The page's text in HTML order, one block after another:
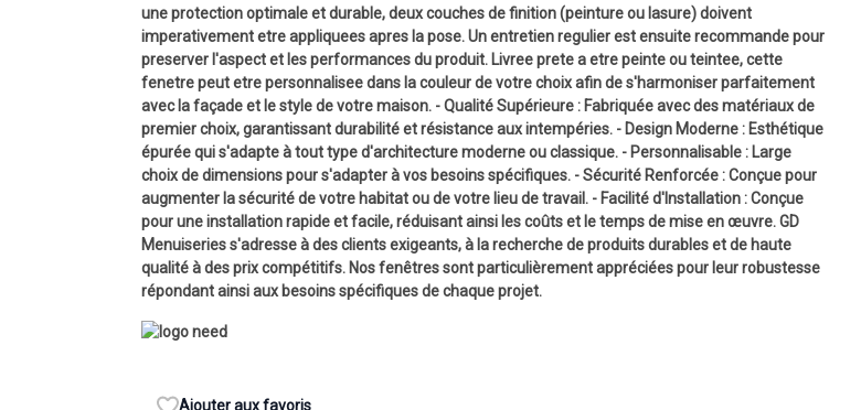
une protection optimale et durable, deux couches de finition (peinture ou lasure) doivent
imperativement etre appliquees apres la pose. Un entretien regulier est ensuite recommande pour
preserver l'aspect et les performances du produit. Livree prete a etre peinte ou teintee, cette
fenetre peut etre personnalisee dans la couleur de votre choix afin de s'harmoniser parfaitement
avec la façade et le style de votre maison. - Qualité Supérieure : Fabriquée avec des matériaux de
premier choix, garantissant durabilité et résistance aux intempéries. - Design Moderne : Esthétique
épurée qui s'adapte à tout type d'architecture moderne ou classique. - Personnalisable : Large
choix de dimensions pour s'adapter à vos besoins spécifiques. - Sécurité Renforcée : Conçue pour
augmenter la sécurité de votre habitat ou de votre lieu de travail. - Facilité d'Installation : Conçue
pour une installation rapide et facile, réduisant ainsi les coûts et le temps de mise en œuvre. GD
Menuiseries s'adresse à des clients exigeants, à la recherche de produits durables et de haute
qualité à des prix compétitifs. Nos fenêtres sont particulièrement appréciées pour leur robustesse
répondant ainsi aux besoins spécifiques de chaque projet.
Ajouter aux favoris